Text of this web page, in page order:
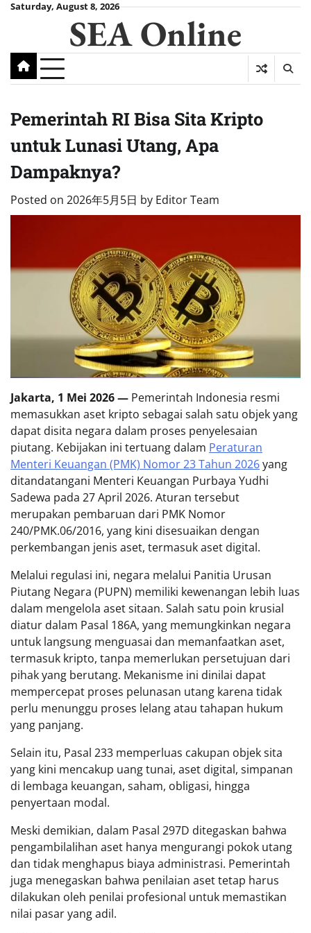
SkipSaturday, August 8, 2026
SEA Online
Pemerintah RI Bisa Sita Kripto
untuk Lunasi Utang, Apa
Dampaknya?
Posted on 2026年5月5日 by Editor Team
Jakarta, 1 Mei 2026 — Pemerintah Indonesia resmi
memasukkan aset kripto sebagai salah satu objek yang
dapat disita negara dalam proses penyelesaian
piutang. Kebijakan ini tertuang dalam Peraturan
Menteri Keuangan (PMK) Nomor 23 Tahun 2026yang
ditandatangani Menteri Keuangan Purbaya Yudhi
Sadewa pada 27 April 2026. Aturan tersebut
merupakan pembaruan dari PMK Nomor
240/PMK.06/2016, yang kini disesuaikan dengan
perkembangan jenis aset, termasuk aset digital.
Melalui regulasi ini, negara melalui Panitia Urusan
Piutang Negara (PUPN) memiliki kewenangan lebih luas
dalam mengelola aset sitaan. Salah satu poin krusial
diatur dalam Pasal 186A, yang memungkinkan negara
untuk langsung menguasai dan memanfaatkan aset,
termasuk kripto, tanpa memerlukan persetujuan dari
pihak yang berutang. Mekanisme ini dinilai dapat
mempercepat proses pelunasan utang karena tidak
perlu menunggu proses lelang atau tahapan hukum
yang panjang.
Selain itu, Pasal 233 memperluas cakupan objek sita
yang kini mencakup uang tunai, aset digital, simpanan
di lembaga keuangan, saham, obligasi, hingga
penyertaan modal.
Meski demikian, dalam Pasal 297D ditegaskan bahwa
pengambilalihan aset hanya mengurangi pokok utang
dan tidak menghapus biaya administrasi. Pemerintah
juga menegaskan bahwa penilaian aset tetap harus
dilakukan oleh penilai profesional untuk memastikan
nilai pasar yang adil.